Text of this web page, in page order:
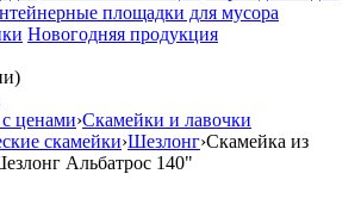
площадки для мусора
Новогодняя продукция
ценами›Скамейки и лавочки
скамейки›Шезлонг›Скамейка из
Альбатрос 140"